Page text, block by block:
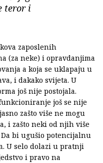
teror i
zaposlenih
(za neke) i opravdanjima
a koja se uklapaju u
i dakako svijeta. U
još nije postojala.
još se nije
zašto više ne mogu
i zašto neki od njih više
bi ugušio potencijalnu
U selo dolazi u pratnji
i pravo na